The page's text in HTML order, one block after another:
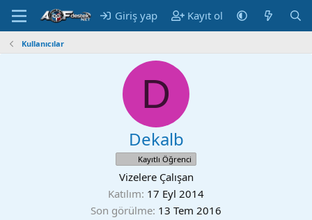
Giriş yap Kayıt ol
Kullanıcılar
D
Dekalb
Kayıtlı Öğrenci
Vizelere Çalışan
Katılım 17 Eyl 2014
Son görülme 13 Tem 2016